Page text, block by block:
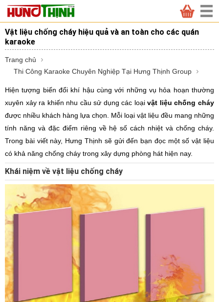
Vật liệu chống cháy hiệu quả và an toàn cho các quán
karaoke
Trang chủ
Thi Công Karaoke Chuyên Nghiệp Tại Hưng Thịnh Group
Hiện tượng biến đổi khí hậu cùng với những vụ hỏa hoạn thường
xuyên xảy ra khiến nhu cầu sử dụng các loạivật liệu chống cháy
được nhiều khách hàng lựa chọn. Mỗi loại vật liệu đều mang những
tính năng và đặc điểm riêng về hệ số cách nhiệt và chống cháy.
Trong bài viết này, Hưng Thịnh sẽ gửi đến bạn đọc một số vật liệu
có khả năng chống cháy trong xây dựng phòng hát hiện nay.
Khái niệm về vật liệu chống cháy